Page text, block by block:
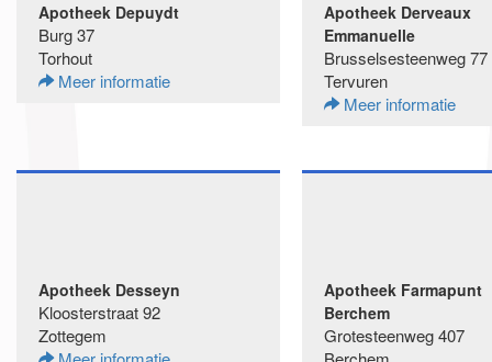
Apotheek Depuydt
Burg 37
Torhout
Meer informatie
Apotheek Derveaux
Emmanuelle
Brusselsesteenweg 77
Tervuren
Meer informatie
Apotheek Desseyn
Kloosterstraat 92
Zottegem
Apotheek Farmapunt
Berchem
Grotesteenweg 407